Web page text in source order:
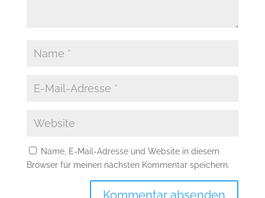
Name, E-Mail-Adresse und Website in diesem
Browser für meinen nächsten Kommentar speichern.